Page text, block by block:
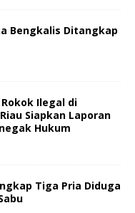
Bengkalis Ditangkap
Ilegal di
Siapkan Laporan
Hukum
Tiga Pria Diduga